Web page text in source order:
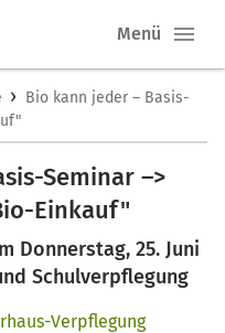
Menü
› Bio kann jeder – Basis-
Seminar –>
Einkauf"
Donnerstag, 25. Juni
Schulverpflegung
Verpflegung